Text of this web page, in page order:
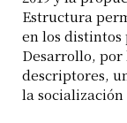
Estructura
en los distintos
Desarrollo, por
descriptores,
la socialización